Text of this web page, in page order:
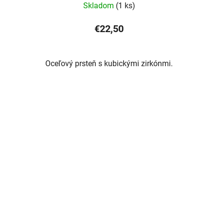
Skladom (1 ks)
€22,50
Oceľový prsteň s kubickými zirkónmi.